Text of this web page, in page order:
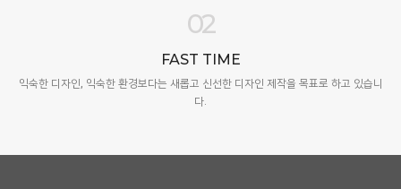
02
FAST TIME
익숙한 디자인, 익숙한 환경보다는 새롭고 신선한 디자인 제작을 목표로 하고 있습니
다.